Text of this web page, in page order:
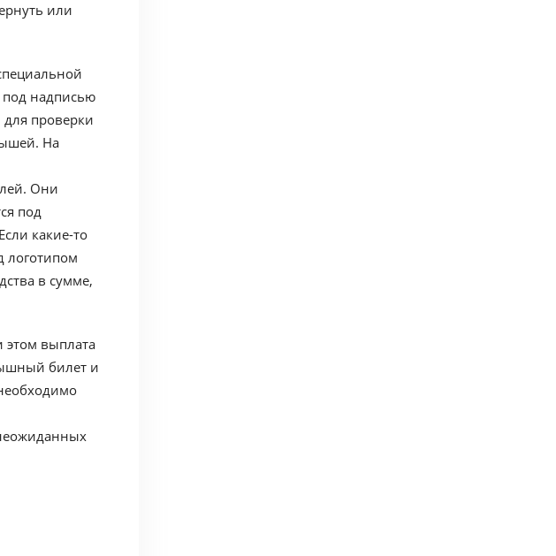
или
под надписью
проверки
На
Они
под
какие-то
логотипом
в сумме,
выплата
билет и